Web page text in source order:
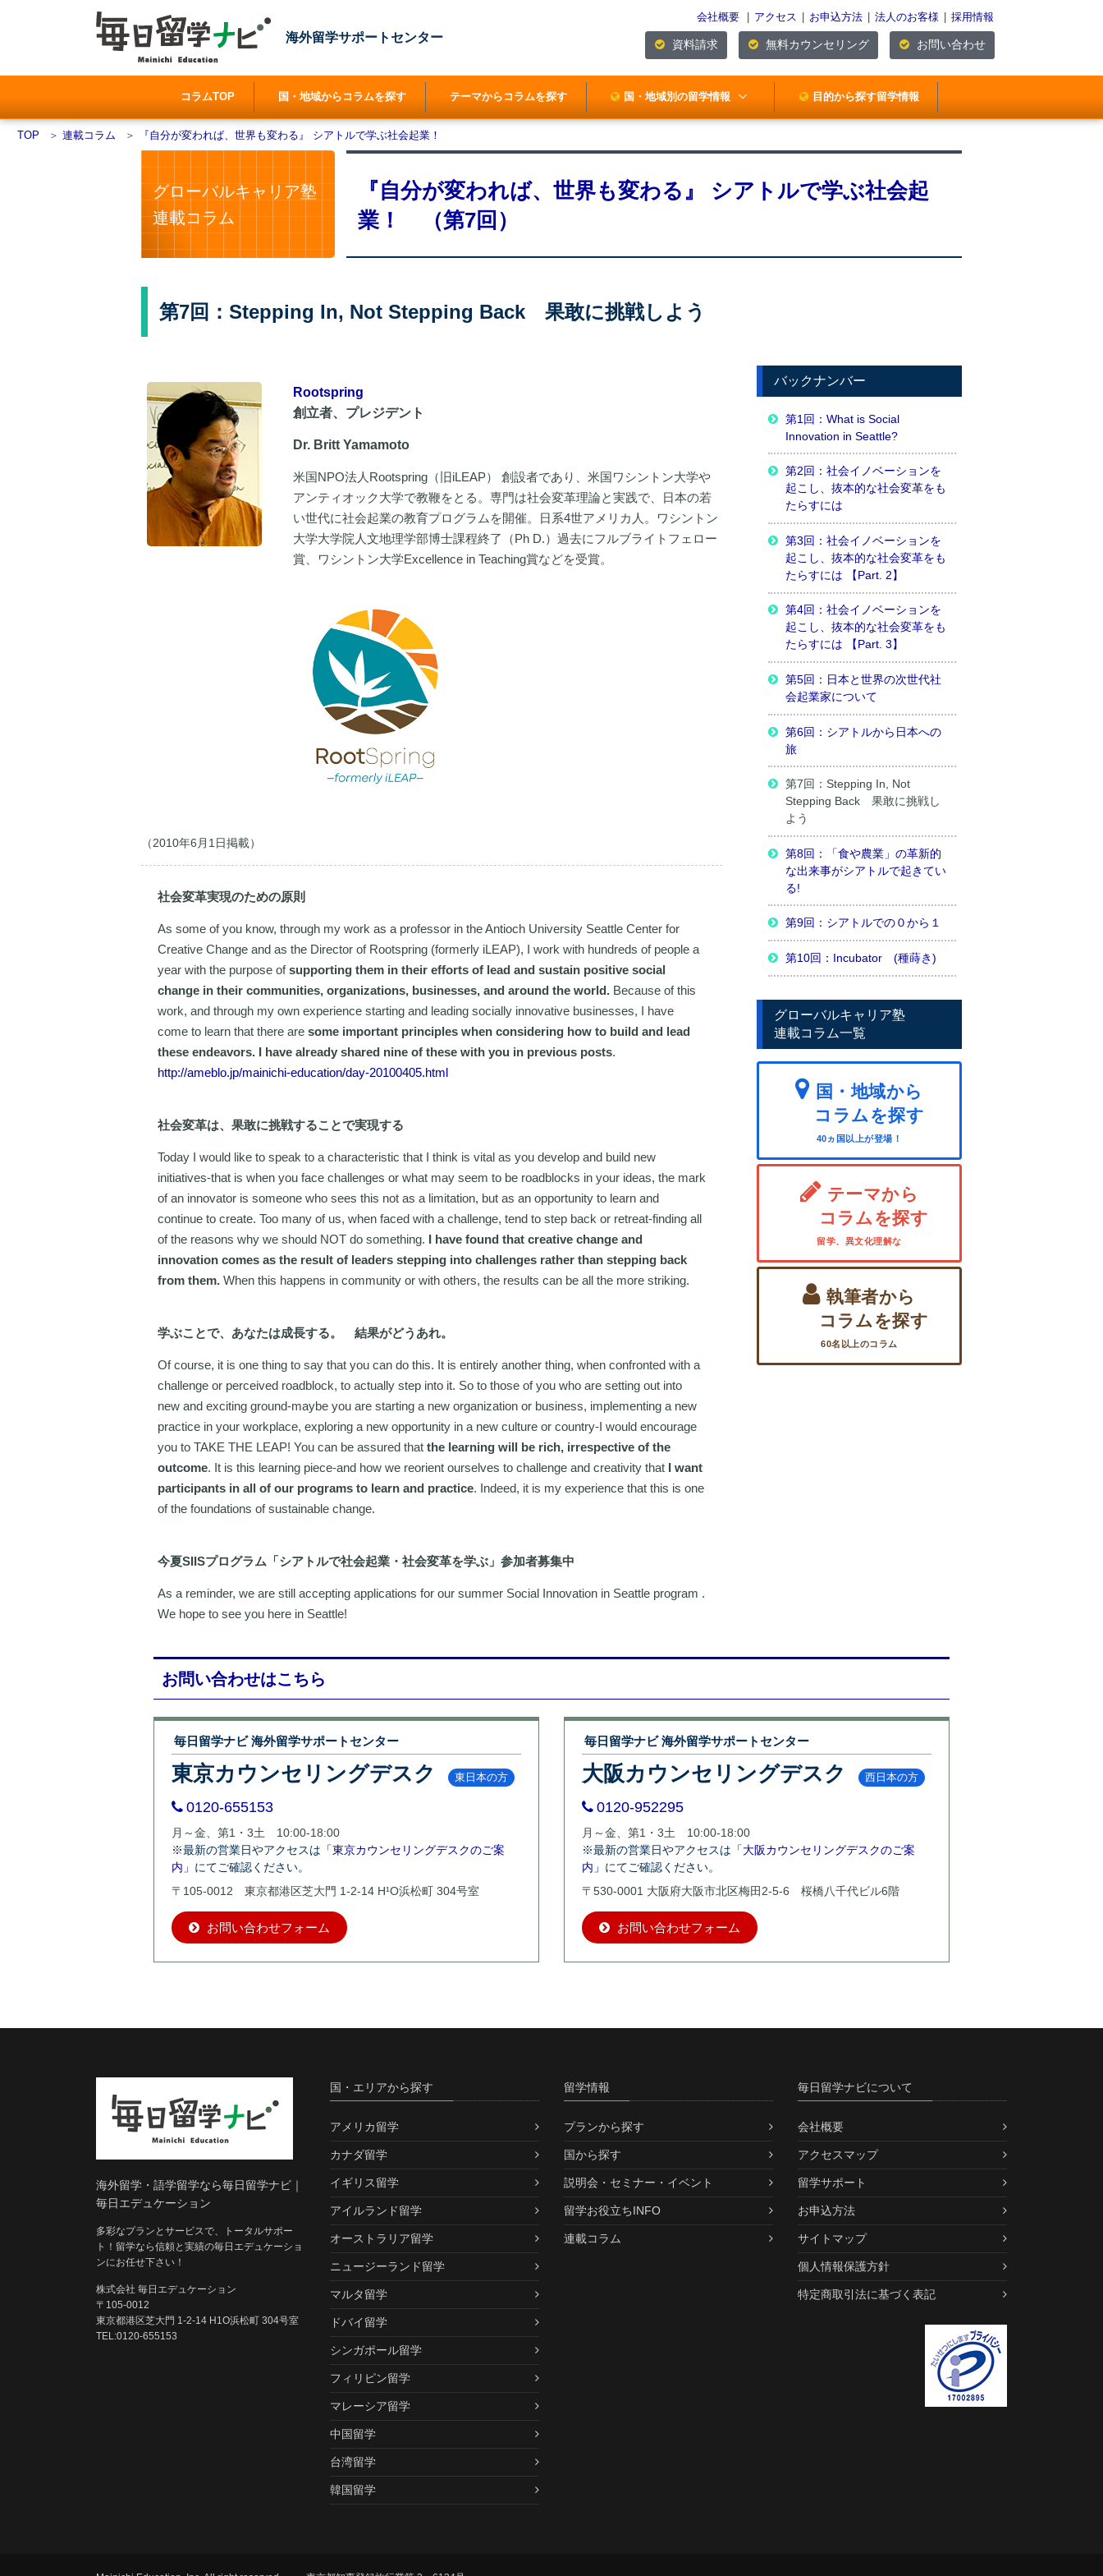
海外留学サポートセンター
会社概要 アクセス お申込方法 法人のお客様 採用情報
資料請求 無料カウンセリング お問い合わせ
コラムTOP 国・地域からコラムを探す テーマからコラムを探す 国・地域別の留学情報 目的から探す留学情報
TOP ＞ 連載コラム ＞ 『自分が変われば、世界も変わる』 シアトルで学ぶ社会起業！
グローバルキャリア塾
連載コラム
『自分が変われば、世界も変わる』 シアトルで学ぶ社会起
業！ （第7回）
第7回：Stepping In, Not Stepping Back 果敢に挑戦しよう
Rootspring
創立者、プレジデント
Dr. Britt Yamamoto
米国NPO法人Rootspring（旧iLEAP） 創設者であり、米国ワシントン大学や
アンティオック大学で教鞭をとる。専門は社会変革理論と実践で、日本の若
い世代に社会起業の教育プログラムを開催。日系4世アメリカ人。ワシントン
大学大学院人文地理学部博士課程終了（Ph D.）過去にフルブライトフェロー
賞、ワシントン大学Excellence in Teaching賞などを受賞。
（2010年6月1日掲載）
社会変革実現のための原則
As some of you know, through my work as a professor in the Antioch University Seattle Center for
Creative Change and as the Director of Rootspring (formerly iLEAP), I work with hundreds of people a
year with the purpose ofsupporting them in their efforts of lead and sustain positive social
change in their communities, organizations, businesses, and around the world. Because of this
work, and through my own experience starting and leading socially innovative businesses, I have
come to learn that there are some important principles when considering how to build and lead
these endeavors. I have already shared nine of these with you in previous posts.
http://ameblo.jp/mainichi-education/day-20100405.html
社会変革は、果敢に挑戦することで実現する
Today I would like to speak to a characteristic that I think is vital as you develop and build new
initiatives-that is when you face challenges or what may seem to be roadblocks in your ideas, the mark
of an innovator is someone who sees this not as a limitation, but as an opportunity to learn and
continue to create. Too many of us, when faced with a challenge, tend to step back or retreat-finding all
of the reasons why we should NOT do something. I have found that creative change and
innovation comes as the result of leaders stepping into challenges rather than stepping back
from them.When this happens in community or with others, the results can be all the more striking.
学ぶことで、あなたは成長する。 結果がどうあれ。
Of course, it is one thing to say that you can do this. It is entirely another thing, when confronted with a
challenge or perceived roadblock, to actually step into it. So to those of you who are setting out into
new and exciting ground-maybe you are starting a new organization or business, implementing a new
practice in your workplace, exploring a new opportunity in a new culture or country-I would encourage
you to TAKE THE LEAP! You can be assured that the learning will be rich, irrespective of the
outcome. It is this learning piece-and how we reorient ourselves to challenge and creativity thatI want
participants in all of our programs to learn and practice. Indeed, it is my experience that this is one
of the foundations of sustainable change.
今夏SIISプログラム「シアトルで社会起業・社会変革を学ぶ」参加者募集中
As a reminder, we are still accepting applications for our summer Social Innovation in Seattle program .
We hope to see you here in Seattle!
バックナンバー
第1回：What is Social
Innovation in Seattle?
第2回：社会イノベーションを
起こし、抜本的な社会変革をも
たらすには
第3回：社会イノベーションを
起こし、抜本的な社会変革をも
たらすには 【Part. 2】
第4回：社会イノベーションを
起こし、抜本的な社会変革をも
たらすには 【Part. 3】
第5回：日本と世界の次世代社
会起業家について
第6回：シアトルから日本への
旅
第7回：Stepping In, Not
Stepping Back 果敢に挑戦し
よう
第8回：「食や農業」の革新的
な出来事がシアトルで起きてい
る!
第9回：シアトルでの０から１
第10回：Incubator (種蒔き)
グローバルキャリア塾
連載コラム一覧
国・地域から
コラムを探す
40ヵ国以上が登場！
テーマから
コラムを探す
留学、異文化理解な
執筆者から
コラムを探す
60名以上のコラム
お問い合わせはこちら
毎日留学ナビ 海外留学サポートセンター
東京カウンセリングデスク 東日本の方
0120-655153
月～金、第1・3土 10:00-18:00
※最新の営業日やアクセスは 「東京カウンセリングデスクのご案
内」 にてご確認ください。
〒105-0012 東京都港区芝大門 1-2-14 H¹O浜松町 304号室
お問い合わせフォーム
毎日留学ナビ 海外留学サポートセンター
大阪カウンセリングデスク 西日本の方
0120-952295
月～金、第1・3土 10:00-18:00
※最新の営業日やアクセスは 「大阪カウンセリングデスクのご案
内」 にてご確認ください。
〒530-0001 大阪府大阪市北区梅田2-5-6 桜橋八千代ビル6階
お問い合わせフォーム
海外留学・語学留学なら毎日留学ナビ｜
毎日エデュケーション
多彩なプランとサービスで、トータルサポー
ト！留学なら信頼と実績の毎日エデュケーショ
ンにお任せ下さい！
株式会社 毎日エデュケーション
〒105-0012
東京都港区芝大門 1-2-14 H1O浜松町 304号室
TEL:0120-655153
国・エリアから探す
アメリカ留学
カナダ留学
イギリス留学
アイルランド留学
オーストラリア留学
ニュージーランド留学
マルタ留学
ドバイ留学
シンガポール留学
フィリピン留学
マレーシア留学
中国留学
台湾留学
韓国留学
留学情報
プランから探す
国から探す
説明会・セミナー・イベント
留学お役立ちINFO
連載コラム
毎日留学ナビについて
会社概要
アクセスマップ
留学サポート
お申込方法
サイトマップ
個人情報保護方針
特定商取引法に基づく表記